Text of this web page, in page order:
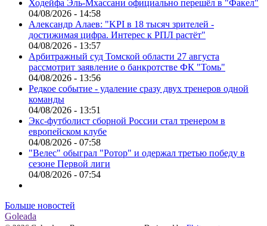
Ходейфа Эль-Мхассани официально перешёл в "Факел"
04/08/2026 - 14:58
Александр Алаев: "KPI в 18 тысяч зрителей -
достижимая цифра. Интерес к РПЛ растёт"
04/08/2026 - 13:57
Арбитражный суд Томской области 27 августа
рассмотрит заявление о банкротстве ФК "Томь"
04/08/2026 - 13:56
Редкое событие - удаление сразу двух тренеров одной
команды
04/08/2026 - 13:51
Экс-футболист сборной России стал тренером в
европейском клубе
04/08/2026 - 07:58
"Велес" обыграл "Ротор" и одержал третью победу в
сезоне Первой лиги
04/08/2026 - 07:54
Больше новостей
Goleada